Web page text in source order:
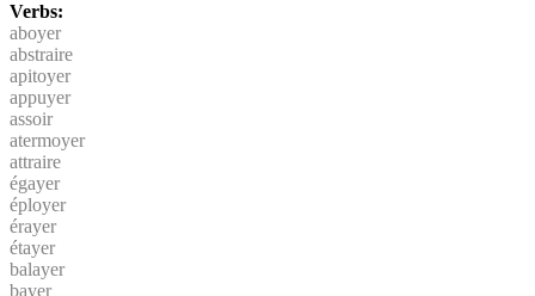
Verbs:
aboyer
abstraire
apitoyer
appuyer
assoir
atermoyer
attraire
égayer
éployer
érayer
étayer
balayer
bayer